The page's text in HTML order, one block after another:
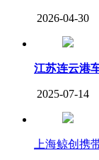
2026-04-30
江苏连云港
2025-07-14
上海鲸创携